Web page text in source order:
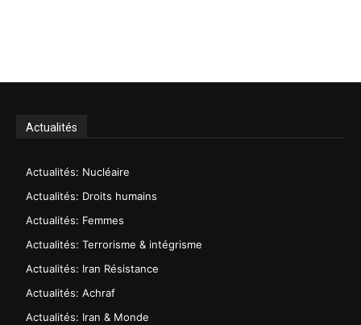
Actualités
Actualités: Nucléaire
Actualités: Droits humains
Actualités: Femmes
Actualités: Terrorisme & intégrisme
Actualités: Iran Résistance
Actualités: Achraf
Actualités: Iran & Monde